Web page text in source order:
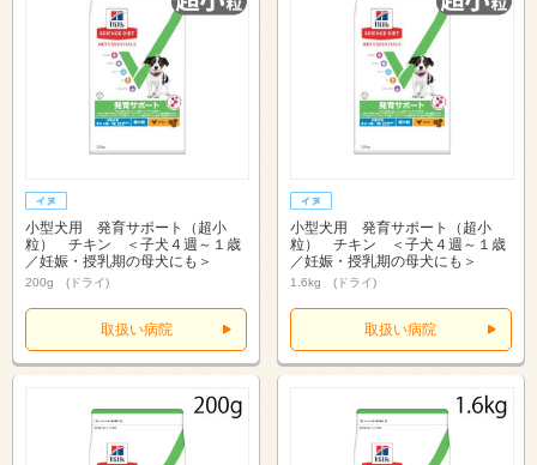
小型犬用 発育サポート（超小
粒） チキン ＜子犬４週～１歳
／妊娠・授乳期の母犬にも＞
200g (ドライ)
取扱い病院
小型犬用 発育サポート（超小
粒） チキン ＜子犬４週～１歳
／妊娠・授乳期の母犬にも＞
1.6kg (ドライ)
取扱い病院